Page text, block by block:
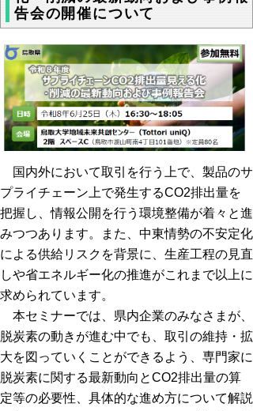
告会の開催について
国内外において取引を行う上で、製品のサ
プライチェーン上で発生するCO2排出量を
把握し、情報公開を行う環境整備が着々と進
みつつあります。また、中東情勢の不安定化
による供給リスクを背景に、生産工程の見直
しや省エネルギー化の推進がこれまで以上に
求められています。
本セミナーでは、県内企業のみなさまが、
脱炭素の動きが進む中でも、取引の維持・拡
大を図っていくことができるよう、専門家に
脱炭素に関する最新動向とCO2排出量の算
定等の必要性、具体的な進め方について解説